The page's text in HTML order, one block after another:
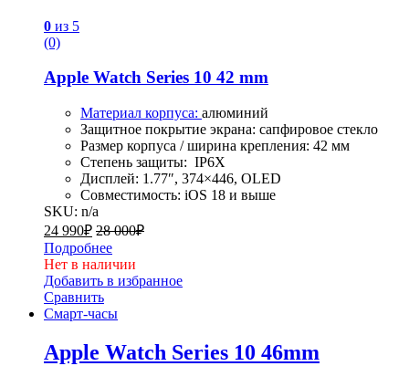
0 из 5
(0)
Apple Watch Series 10 42 mm
Материал корпуса: алюминий
Защитное покрытие экрана: сапфировое стекло
Размер корпуса / ширина крепления: 42 мм
Степень защиты: IP6X
Дисплей: 1.77″, 374×446, OLED
Совместимость: iOS 18 и выше
SKU: n/a
24 990₽ 28 000₽
Подробнее
Нет в наличии
Добавить в избранное
Сравнить
Смарт-часы
Apple Watch Series 10 46mm